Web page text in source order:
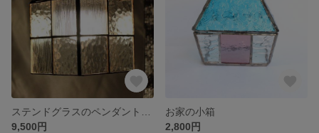
9,500円
お家の小箱
2,800円